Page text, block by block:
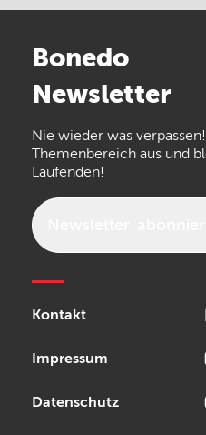
Arturia
the t.bone
Walrus Audio
Bonedo
Newsletter
Nie wieder was
Themenbereich aus und
Laufenden!
Kontakt
Impressum
Datenschutz